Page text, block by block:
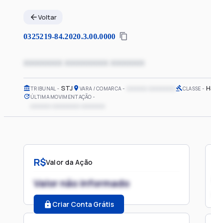
Voltar
0325219-84.2020.3.00.0000
xxxxxxxx xxxxxxxxx xxxxxxx
TRIBUNAL STJ VARA / COMARCA CLASSE
ÚLTIMA MOVIMENTAÇÃO
R$Valor da Ação
Valor não informado
Criar Conta Grátis